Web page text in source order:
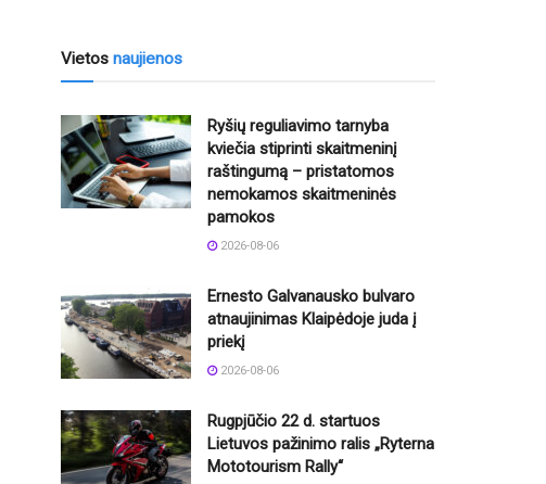
Vietos naujienos
Ryšių reguliavimo tarnyba
kviečia stiprinti skaitmeninį
raštingumą – pristatomos
nemokamos skaitmeninės
pamokos
2026-08-06
Ernesto Galvanausko bulvaro
atnaujinimas Klaipėdoje juda į
priekį
2026-08-06
Rugpjūčio 22 d. startuos
Lietuvos pažinimo ralis „Ryterna
Mototourism Rally“